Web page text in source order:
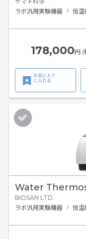
ラボ汎用実験機器
恒温
178,000円 (
お気に入り
に入れる
Water
BIOSAN LTD.
ラボ汎用実験機器
恒温